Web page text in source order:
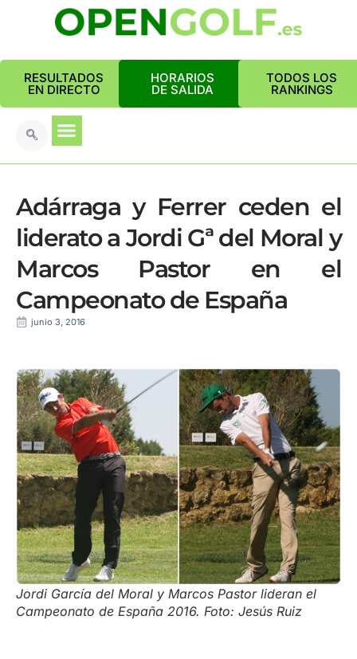
RESULTADOS
EN DIRECTO
HORARIOS
DE SALIDA
TODOS LOS
RANKINGS
Adárraga y Ferrer ceden el
liderato a Jordi Gª del Moral y
Marcos Pastor en el
Campeonato de España
junio 3, 2016
Jordi García del Moral y Marcos Pastor lideran el
Campeonato de España 2016. Foto: Jesús Ruiz